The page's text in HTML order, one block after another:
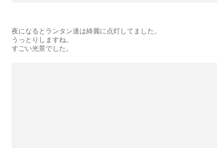
夜になるとランタン達は綺麗に点灯してました。
うっとりしますね。
すごい光景でした。